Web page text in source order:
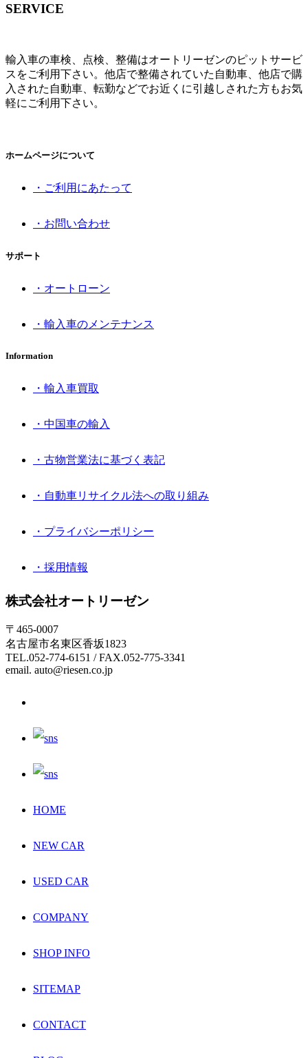
SERVICE
輸入車の車検、点検、整備はオートリーゼンのピットサービ
スをご利用下さい。他店で整備されていた自動車、他店で購
入された自動車、転勤などでお近くに引越しされた方もお気
軽にご利用下さい。
ホームページについて
・ご利用にあたって
・お問い合わせ
サポート
・オートローン
・輸入車のメンテナンス
Information
・輸入車買取
・中国車の輸入
・古物営業法に基づく表記
・自動車リサイクル法への取り組み
・プライバシーポリシー
・採用情報
株式会社オートリーゼン
〒465-0007
名古屋市名東区香坂1823
TEL.052-774-6151 / FAX.052-775-3341
email. auto@riesen.co.jp
HOME
NEW CAR
USED CAR
COMPANY
SHOP INFO
SITEMAP
CONTACT